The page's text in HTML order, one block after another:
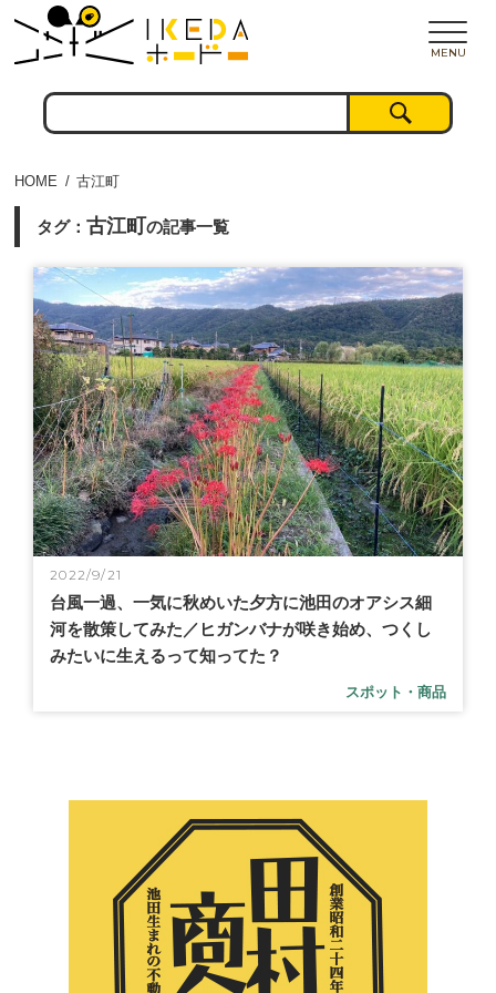
MENU
HOME 古江町
タグ： 古江町の記事一覧
2022/9/21
台風一過、一気に秋めいた夕方に池田のオアシス細
河を散策してみた／ヒガンバナが咲き始め、つくし
みたいに生えるって知ってた？
スポット・商品